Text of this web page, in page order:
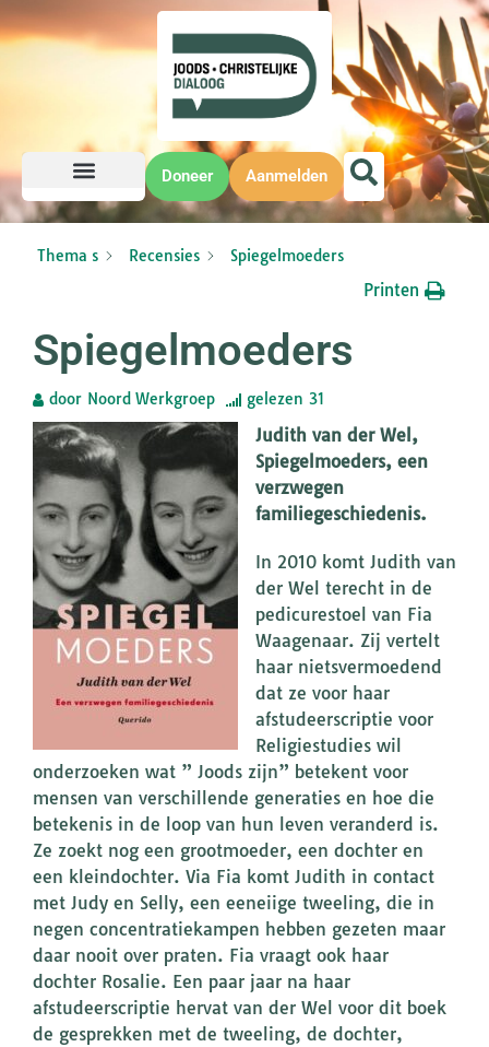
Doneer Aanmelden
Thema s Recensies Spiegelmoeders
Printen
Spiegelmoeders
door Noord Werkgroep gelezen 31
Judith van der Wel,
Spiegelmoeders, een
verzwegen
familiegeschiedenis.
In 2010 komt Judith van
der Wel terecht in de
pedicurestoel van Fia
Waagenaar. Zij vertelt
haar nietsvermoedend
dat ze voor haar
afstudeerscriptie voor
Religiestudies wil
onderzoeken wat ” Joods zijn” betekent voor
mensen van verschillende generaties en hoe die
betekenis in de loop van hun leven veranderd is.
Ze zoekt nog een grootmoeder, een dochter en
een kleindochter. Via Fia komt Judith in contact
met Judy en Selly, een eeneiige tweeling, die in
negen concentratiekampen hebben gezeten maar
daar nooit over praten. Fia vraagt ook haar
dochter Rosalie. Een paar jaar na haar
afstudeerscriptie hervat van der Wel voor dit boek
de gesprekken met de tweeling, de dochter,